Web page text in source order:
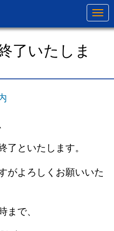
N
a
v
o
了いたしま
了といたします。
がよろしくお願いいた
まで、